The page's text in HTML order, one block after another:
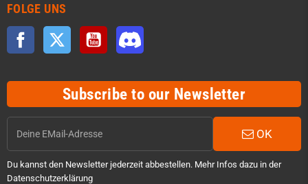
FOLGE UNS
Facebook Twitter YouTube
Subscribe to our Newsletter
OK
Du kannst den Newsletter jederzeit abbestellen. Mehr Infos dazu in der
Datenschutzerklärung